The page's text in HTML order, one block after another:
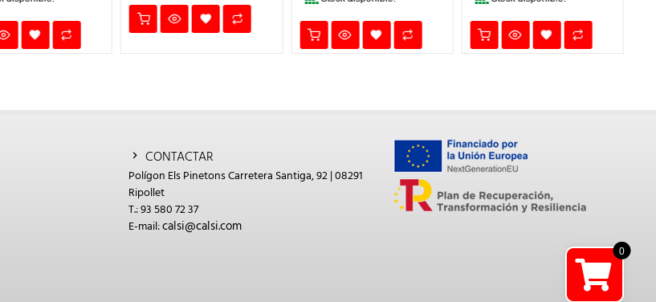
CONTACTAR
Polígon Els Pinetons Carretera Santiga, 92 | 08291
Ripollet
T.: 93 580 72 37
E-mail:calsi@calsi.com
0